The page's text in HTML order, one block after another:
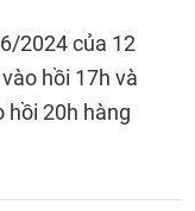
2024 của 12
hồi 17h và
hồi 20h hàng